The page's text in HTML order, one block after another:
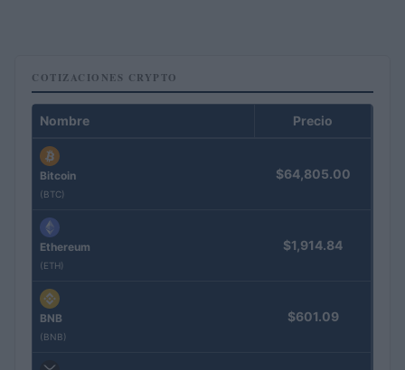
COTIZACIONES CRYPTO
Nombre Precio
Bitcoin
(BTC)
$64,805.00
Ethereum
(ETH)
$1,914.84
BNB
(BNB)
$601.09